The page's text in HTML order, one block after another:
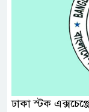
ঢাকা স্টক